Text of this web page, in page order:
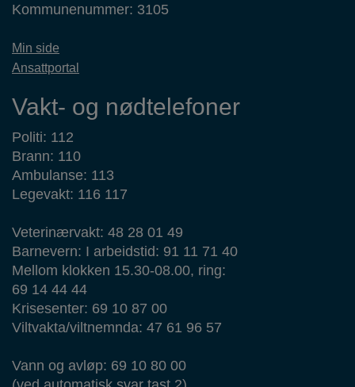
Kommunenummer: 3105
Min side
Ansattportal
Vakt- og nødtelefoner
Politi: 112
Brann: 110
Ambulanse: 113
Legevakt: 116 117
Veterinærvakt: 48 28 01 49
Barnevern: I arbeidstid: 91 11 71 40
Mellom klokken 15.30-08.00, ring:
69 14 44 44
Krisesenter: 69 10 87 00
Viltvakta/viltnemnda: 47 61 96 57
Vann og avløp: 69 10 80 00